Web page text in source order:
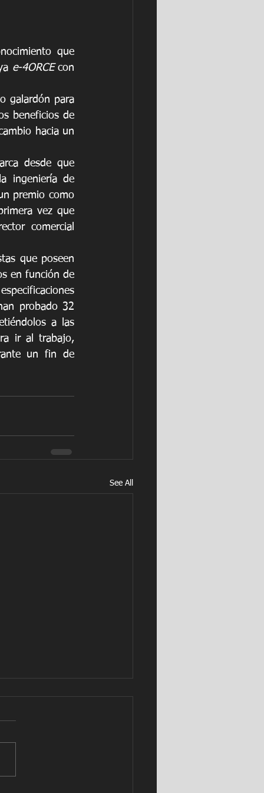
que
e-4ORCE con
galardón para
beneficios de
hacia un
ingeniería de
premio como
comercial
que poseen
en función de
probado 32
a las
ir al trabajo,
un fin de
See All